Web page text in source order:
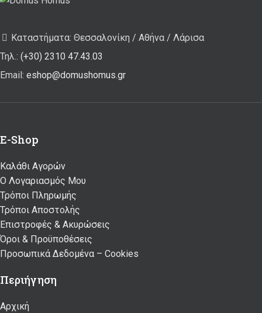
Καταστήματα: Θεσσαλονίκη / Αθήνα / Λάρισα
Τηλ.: (+30) 2310 47.43.03
Email: eshop@domushomus.gr
E-Shop
Καλάθι Αγορών
Ο Λογαριασμός Μου
Τρόποι Πληρωμής
Τρόποι Αποστολής
Επιστροφές & Ακυρώσεις
Όροι & Προϋποθέσεις
Προσωπικά Δεδομένα – Cookies
Περιήγηση
Αρχική